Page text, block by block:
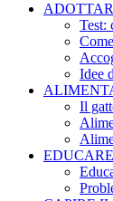
Test:
Idee
Il